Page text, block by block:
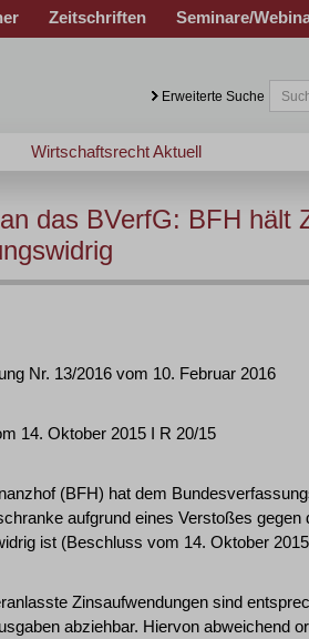
Zeitschriften Seminare/
Erweiterte Suche
Wirtschaftsrecht Aktuell
das BVerfG: BFH hält
Nr. 13/2016 vom 10. Februar 2016
14. Oktober 2015 I R 20/15
(BFH) hat dem
aufgrund eines Verstoßes gegen
ist (Beschluss vom 14. Oktober
Zinsaufwendungen sind
abziehbar. Hiervon abweichend